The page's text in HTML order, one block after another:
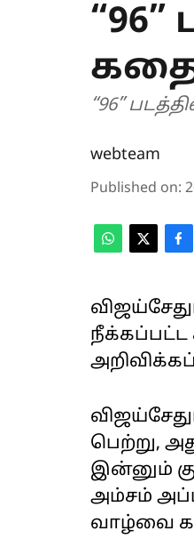
“96”
webteam
Published on:
நீக்கப்பட்ட
பெற்று,
இன்னும்
அம்சம்
வாழ்வை